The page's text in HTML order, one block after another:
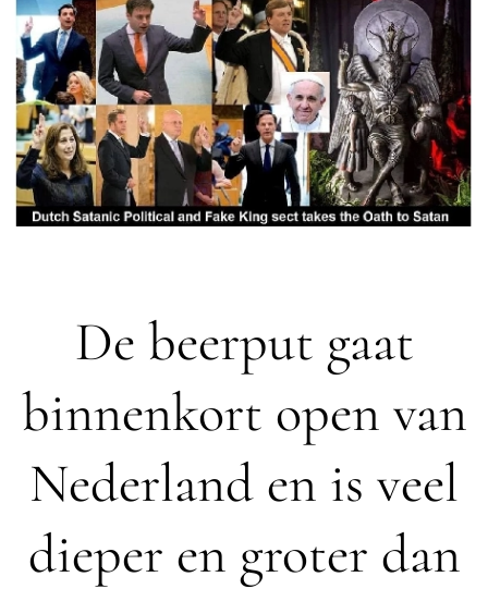
De beerput gaat
binnenkort open van
Nederland en is veel
dieper en groter dan